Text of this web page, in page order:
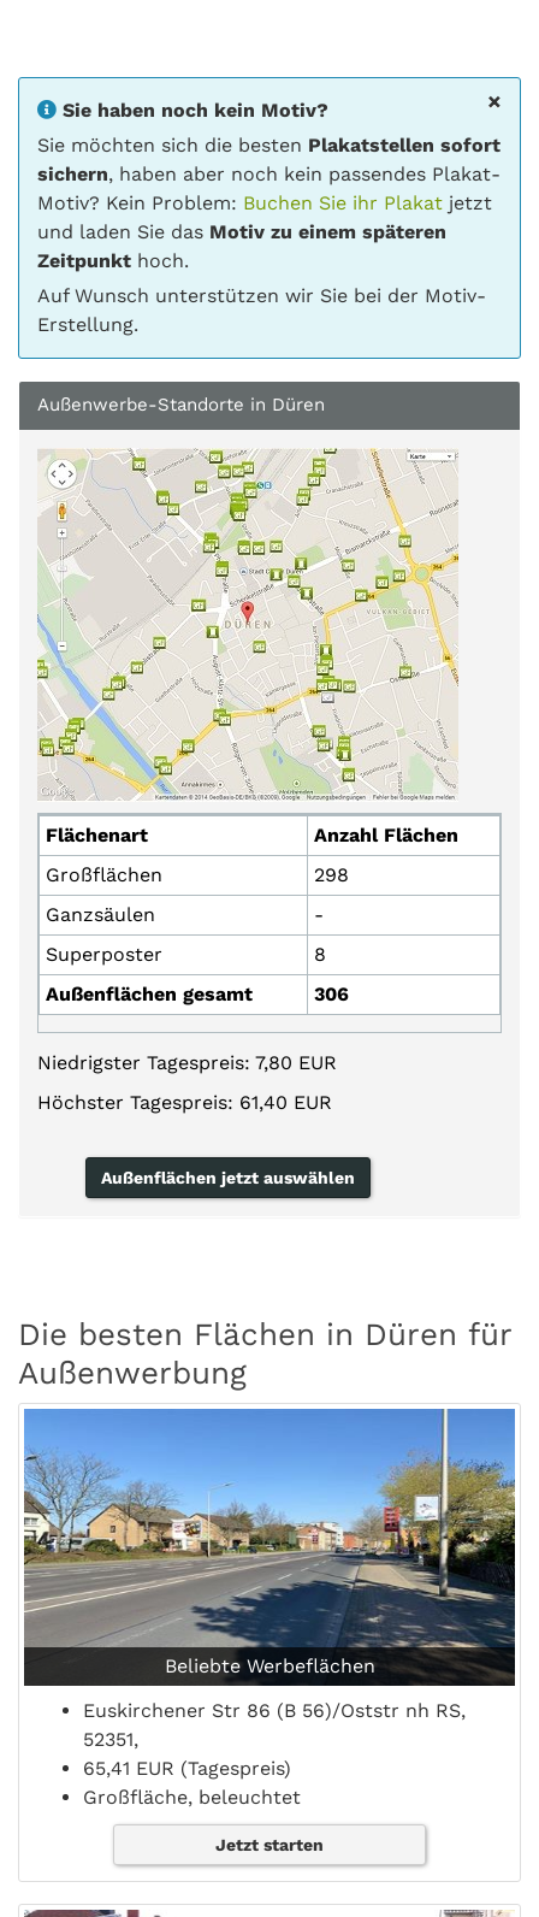
×
Sie haben noch kein Motiv?
Sie möchten sich die besten Plakatstellen sofort
sichern, haben aber noch kein passendes Plakat-
Motiv? Kein Problem: Buchen Sie ihr Plakat jetzt
und laden Sie das Motiv zu einem späteren
Zeitpunkt hoch.
Auf Wunsch unterstützen wir Sie bei der Motiv-
Erstellung.
Außenwerbe-Standorte in Düren
Flächenart
Anzahl Flächen
Großflächen
298
Ganzsäulen
-
Superposter
8
Außenflächen gesamt
306
Niedrigster Tagespreis: 7,80 EUR
Höchster Tagespreis: 61,40 EUR
Außenflächen jetzt auswählen
Die besten Flächen in Düren für
Außenwerbung
Beliebte Werbeflächen
Euskirchener Str 86 (B 56)/Oststr nh RS,
52351,
65,41 EUR (Tagespreis)
Großfläche, beleuchtet
Jetzt starten